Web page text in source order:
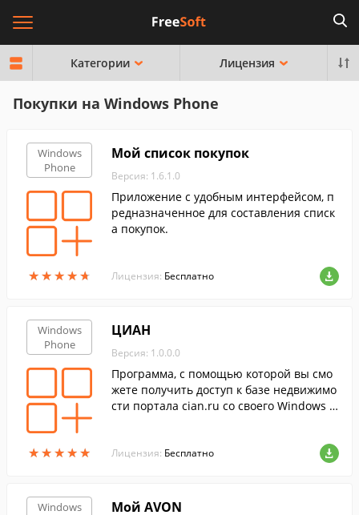
Категории Лицензия
Покупки на Windows Phone
Windows
Phone
★★★★★
★★★★★
Мой список покупок
Версия: 1.6.1.0
Приложение с удобным интерфейсом, п
редназначенное для составления списк
а покупок.
Лицензия: Бесплатно
Windows
Phone
★★★★★
★★★★★
ЦИАН
Версия: 1.0.0.0
Программа, с помощью которой вы смо
жете получить доступ к базе недвижимо
сти портала cian.ru со своего Windows P
Лицензия: Бесплатно
Windows
Мой AVON